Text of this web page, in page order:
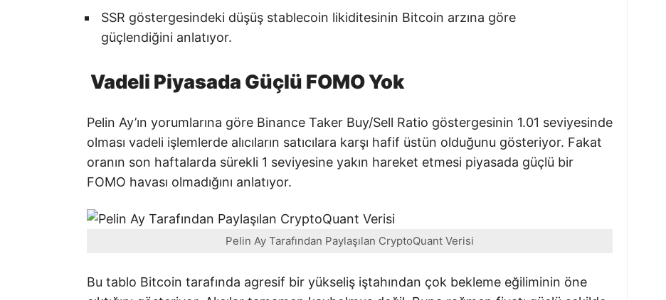
SSR göstergesindeki düşüş stablecoin likiditesinin Bitcoin arzına göre
güçlendiğini anlatıyor.
Vadeli Piyasada Güçlü FOMO Yok
Pelin Ay’ın yorumlarına göre Binance Taker Buy/Sell Ratio göstergesinin 1.01 seviyesinde
olması vadeli işlemlerde alıcıların satıcılara karşı hafif üstün olduğunu gösteriyor. Fakat
oranın son haftalarda sürekli 1 seviyesine yakın hareket etmesi piyasada güçlü bir
FOMO havası olmadığını anlatıyor.
Pelin Ay Tarafından Paylaşılan CryptoQuant Verisi
Bu tablo Bitcoin tarafında agresif bir yükseliş iştahından çok bekleme eğiliminin öne